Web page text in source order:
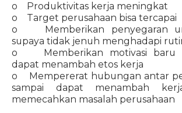
o Produktivitas kerja meningkat
o Target perusahaan bisa tercapai
o Memberikan penyegaran
supaya tidak jenuh menghadapi
o Memberikan motivasi baru
dapat menambah etos kerja
o Mempererat hubungan antar
sampai dapat menambah
memecahkan masalah perusahaan